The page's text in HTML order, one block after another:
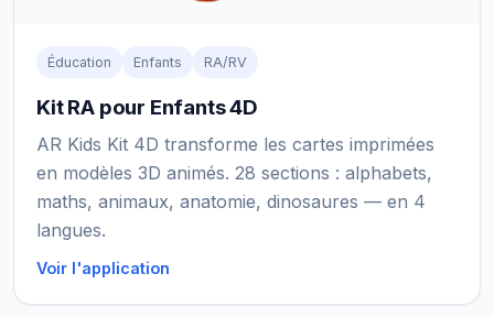
Éducation Enfants RA/RV
Kit RA pour Enfants 4D
AR Kids Kit 4D transforme les cartes imprimées
en modèles 3D animés. 28 sections : alphabets,
maths, animaux, anatomie, dinosaures — en 4
langues.
Voir l'application